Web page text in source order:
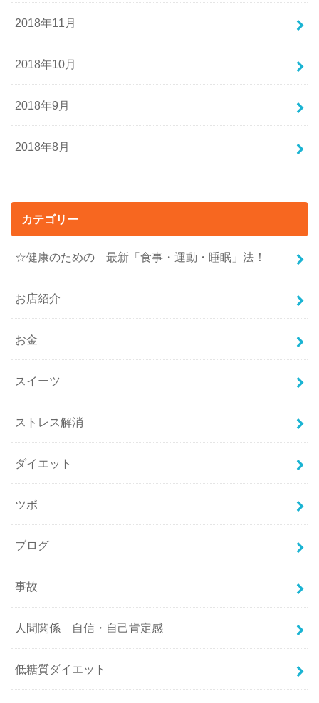
2018年11月
2018年10月
2018年9月
2018年8月
カテゴリー
☆健康のための 最新「食事・運動・睡眠」法！
お店紹介
お金
スイーツ
ストレス解消
ダイエット
ツボ
ブログ
事故
人間関係 自信・自己肯定感
低糖質ダイエット